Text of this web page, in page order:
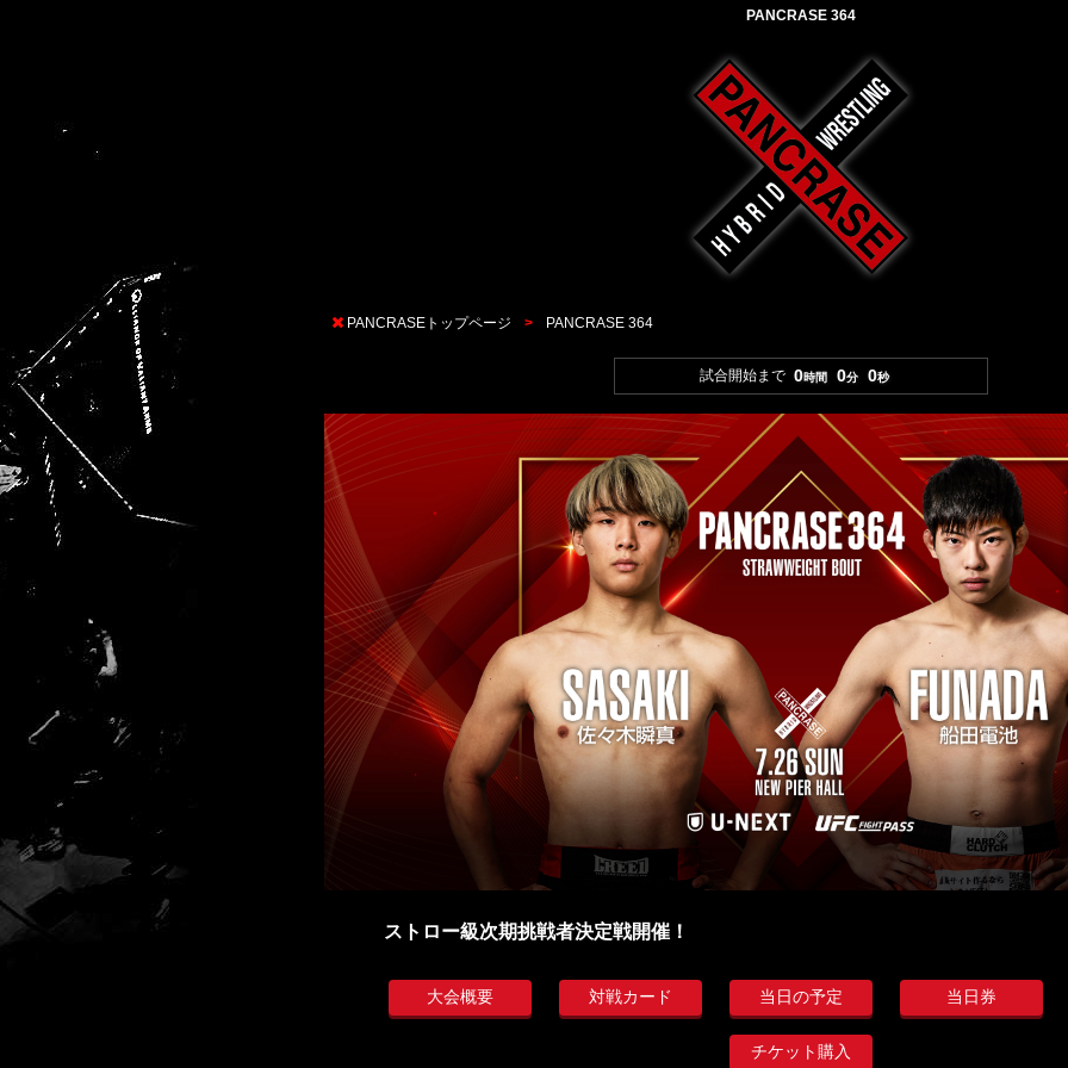
PANCRASE 364
PANCRASEトップページ PANCRASE 364
試合開始まで 0時間 0分 0秒
ストロー級次期挑戦者決定戦開催！
大会概要 対戦カード 当日の予定 当日券
チケット購入